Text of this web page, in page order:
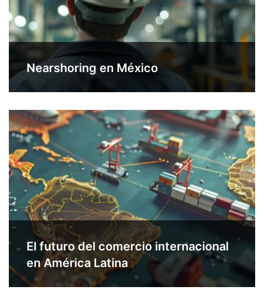
Nearshoring en México
El futuro del comercio internacional
en América Latina